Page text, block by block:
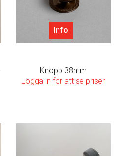
Info
Knopp 38mm
Logga in för att se priser